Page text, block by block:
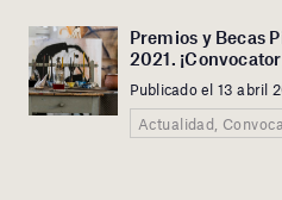
Premios y Becas
2021.
Publicado el 13 abril
Actualidad,